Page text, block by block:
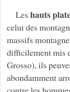
Les hauts
celui des
massifs
difficilement mis
Grosso), ils
abondamment